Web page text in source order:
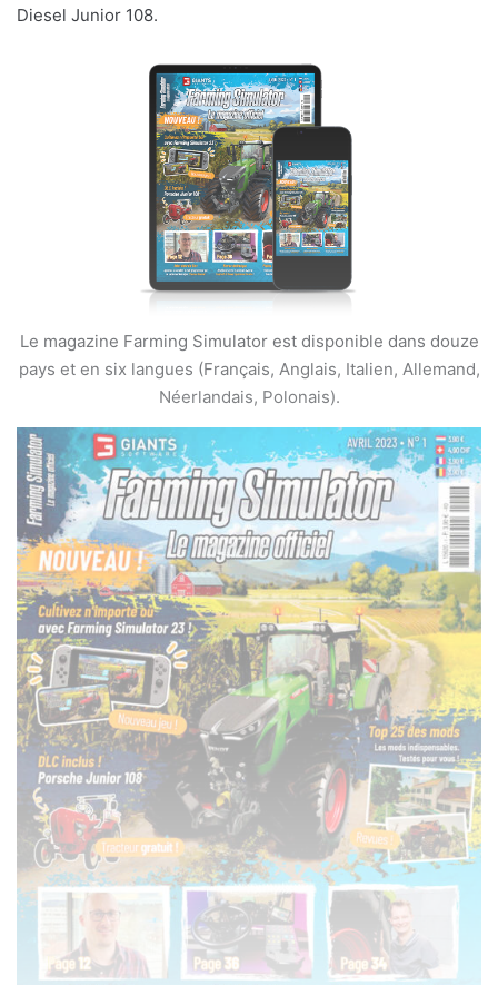
Diesel Junior 108.
Le magazine Farming Simulator est disponible dans douze
pays et en six langues (Français, Anglais, Italien, Allemand,
Néerlandais, Polonais).